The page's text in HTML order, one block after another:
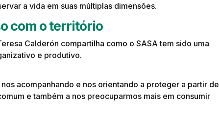
a vida em suas múltiplas dimensões.
com o território
Calderón compartilha como o SASA tem sido uma
e produtivo.
acompanhando e nos orientando a proteger a partir de
e também a nos preocuparmos mais em consumir